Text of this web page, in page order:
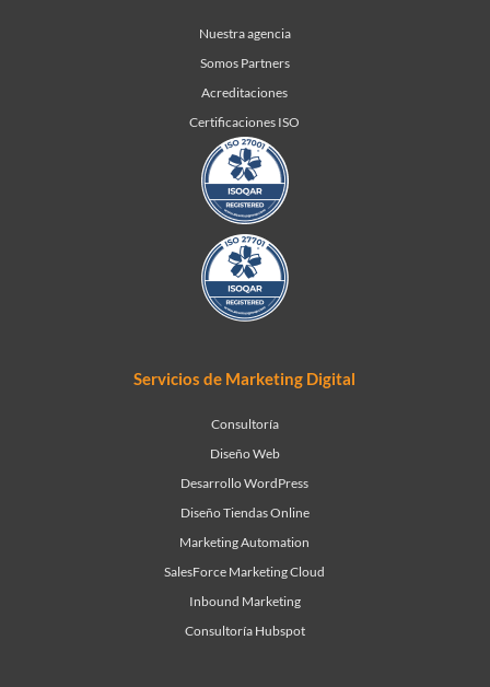
Nuestra agencia
Somos Partners
Acreditaciones
Certificaciones ISO
Servicios de Marketing Digital
Consultoría
Diseño Web
Desarrollo WordPress
Diseño Tiendas Online
Marketing Automation
SalesForce Marketing Cloud
Inbound Marketing
Consultoría Hubspot